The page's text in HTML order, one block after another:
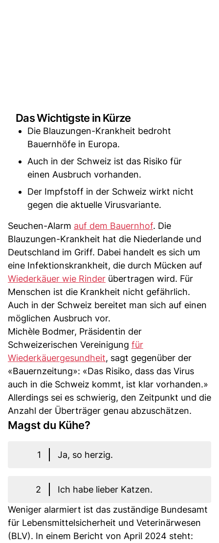
Das Wichtigste in Kürze
Die Blauzungen-Krankheit bedroht
Bauernhöfe in Europa.
Auch in der Schweiz ist das Risiko für
einen Ausbruch vorhanden.
Der Impfstoff in der Schweiz wirkt nicht
gegen die aktuelle Virusvariante.
Seuchen-Alarm auf dem Bauernhof. Die
Blauzungen-Krankheit hat die Niederlande und
Deutschland im Griff. Dabei handelt es sich um
eine Infektionskrankheit, die durch Mücken auf
Wiederkäuer wie Rinder übertragen wird. Für
Menschen ist die Krankheit nicht gefährlich.
Auch in der Schweiz bereitet man sich auf einen
möglichen Ausbruch vor.
Michèle Bodmer, Präsidentin der
Schweizerischen Vereinigung für
Wiederkäuergesundheit, sagt gegenüber der
«Bauernzeitung»: «Das Risiko, dass das Virus
auch in die Schweiz kommt, ist klar vorhanden.»
Allerdings sei es schwierig, den Zeitpunkt und die
Anzahl der Überträger genau abzuschätzen.
Magst du Kühe?
1 Ja, so herzig.
2
Ich habe lieber Katzen.
Weniger alarmiert ist das zuständige Bundesamt
für Lebensmittelsicherheit und Veterinärwesen
(BLV). In einem Bericht von April 2024 steht: